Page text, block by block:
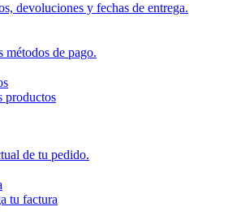
devoluciones y fechas de entrega.
métodos de pago.
productos
de tu pedido.
tu factura